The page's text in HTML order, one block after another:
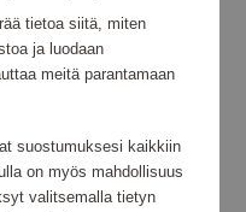
tietoa siitä, miten
ja luodaan
meitä parantamaan
suostumuksesi kaikkiin
on myös mahdollisuus
valitsemalla tietyn